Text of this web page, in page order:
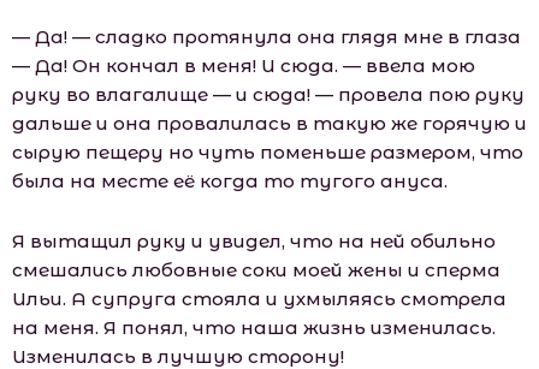
— Да! — сладко протянула она глядя мне в глаза
— Да! Он кончал в меня! И сюда. — ввела мою
руку во влагалище — и сюда! — провела пою руку
дальше и она провалилась в такую же горячую и
сырую пещеру но чуть поменьше размером, что
была на месте её когда то тугого ануса.
Я вытащил руку и увидел, что на ней обильно
смешались любовные соки моей жены и сперма
Ильи. А супруга стояла и ухмыляясь смотрела
на меня. Я понял, что наша жизнь изменилась.
Изменилась в лучшую сторону!